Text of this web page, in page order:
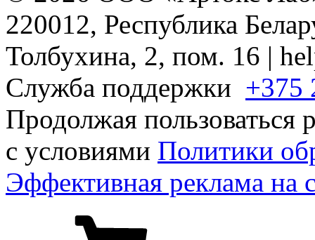
220012, Республика
Толбухина, 2, пом. 16 |
Служба поддержки +375
Продолжая пользоваться
с условиями Политики
Эффективная реклама на